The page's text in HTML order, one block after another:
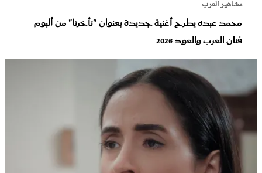
مشاهير العرب
محمد عبده يطرح أغنية جديدة بعنوان "تأخرنا" من ألبوم
فنان العرب والعود‬ 2026